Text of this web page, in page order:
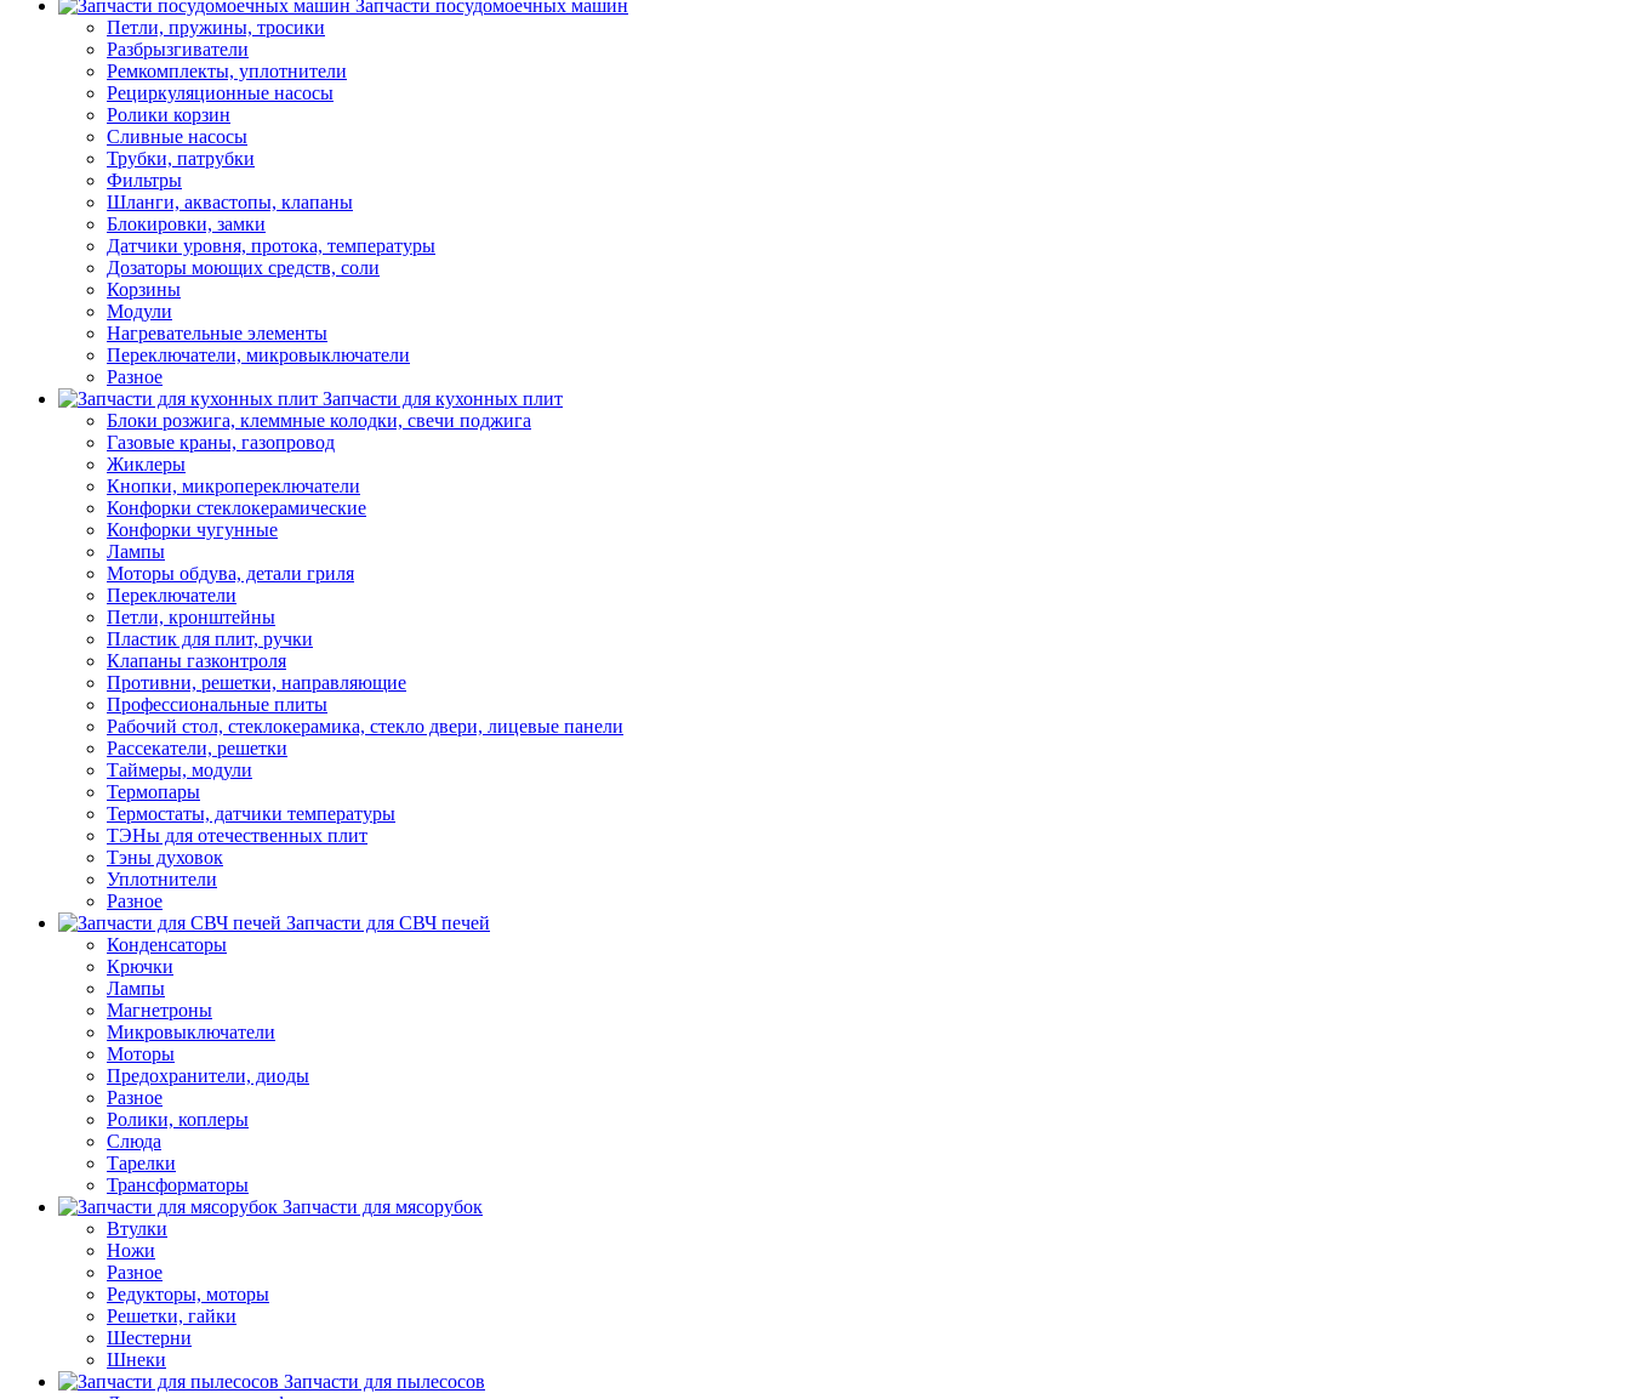
Запчасти посудомоечных машин
Петли, пружины, тросики
Разбрызгиватели
Ремкомплекты, уплотнители
Рециркуляционные насосы
Ролики корзин
Сливные насосы
Трубки, патрубки
Фильтры
Шланги, аквастопы, клапаны
Блокировки, замки
Датчики уровня, протока, температуры
Дозаторы моющих средств, соли
Корзины
Модули
Нагревательные элементы
Переключатели, микровыключатели
Разное
Запчасти для кухонных плит
Блоки розжига, клеммные колодки, свечи поджига
Газовые краны, газопровод
Жиклеры
Кнопки, микропереключатели
Конфорки стеклокерамические
Конфорки чугунные
Лампы
Моторы обдува, детали гриля
Переключатели
Петли, кронштейны
Пластик для плит, ручки
Клапаны газконтроля
Противни, решетки, направляющие
Профессиональные плиты
Рабочий стол, стеклокерамика, стекло двери, лицевые панели
Рассекатели, решетки
Таймеры, модули
Термопары
Термостаты, датчики температуры
ТЭНы для отечественных плит
Тэны духовок
Уплотнители
Разное
Запчасти для СВЧ печей
Конденсаторы
Крючки
Лампы
Магнетроны
Микровыключатели
Моторы
Предохранители, диоды
Разное
Ролики, коплеры
Слюда
Тарелки
Трансформаторы
Запчасти для мясорубок
Втулки
Ножи
Разное
Редукторы, моторы
Решетки, гайки
Шестерни
Шнеки
Запчасти для пылесосов